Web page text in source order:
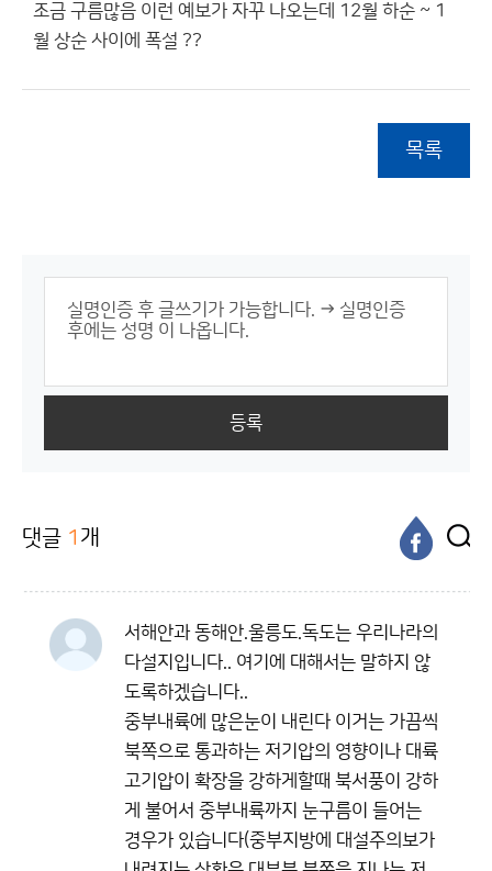
조금 구름많음 이런 예보가 자꾸 나오는데 12월 하순 ~ 1
월 상순 사이에 폭설 ??
목록
등록
댓글 1 개
서해안과 동해안.울릉도.독도는 우리나라의
다설지입니다.. 여기에 대해서는 말하지 않
도록하겠습니다..
중부내륙에 많은눈이 내린다 이거는 가끔씩
북쪽으로 통과하는 저기압의 영향이나 대륙
고기압이 확장을 강하게할때 북서풍이 강하
게 불어서 중부내륙까지 눈구름이 들어는
경우가 있습니다(중부지방에 대설주의보가